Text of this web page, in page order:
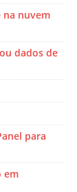
na nuvem
dados de
para
em